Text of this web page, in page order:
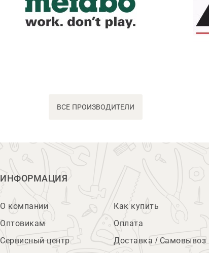
ВСЕ ПРОИЗВОДИТЕЛИ
ИНФОРМАЦИЯ
О компании
Оптовикам
Сервисный центр
Как купить
Оплата
Доставка / Самовывоз